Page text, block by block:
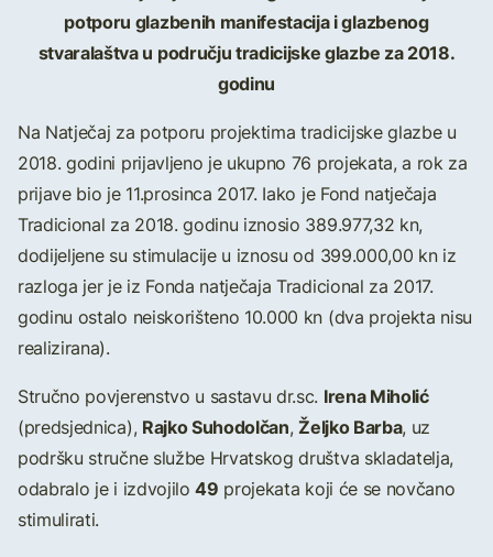
potporu glazbenih manifestacija i glazbenog
stvaralaštva u području tradicijske glazbe za 2018.
godinu
Na Natječaj za potporu projektima tradicijske glazbe u
2018. godini prijavljeno je ukupno 76 projekata, a rok za
prijave bio je 11.prosinca 2017. Iako je Fond natječaja
Tradicional za 2018. godinu iznosio 389.977,32 kn,
dodijeljene su stimulacije u iznosu od 399.000,00 kn iz
razloga jer je iz Fonda natječaja Tradicional za 2017.
godinu ostalo neiskorišteno 10.000 kn (dva projekta nisu
realizirana).
Stručno povjerenstvo u sastavu dr.sc. Irena Miholić
(predsjednica), Rajko Suhodolčan,Željko Barba, uz
podršku stručne službe Hrvatskog društva skladatelja,
odabralo je i izdvojilo49 projekata koji će se novčano
stimulirati.